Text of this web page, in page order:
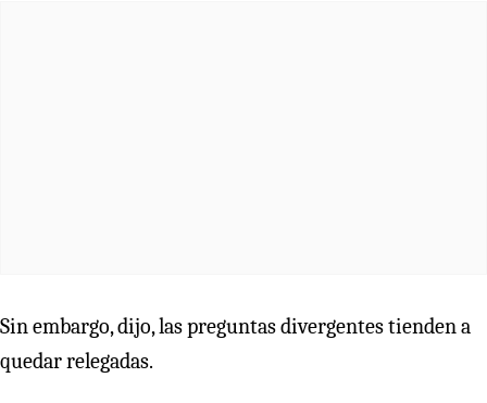
Sin embargo, dijo, las preguntas divergentes tienden a
quedar relegadas.